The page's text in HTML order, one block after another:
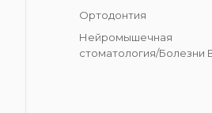
Ортодонтия
Нейромышечная
стоматология/Болезни